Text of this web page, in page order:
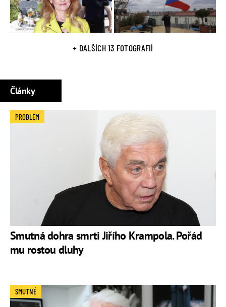
+ DALŠÍCH 13 FOTOGRAFIÍ
Články
Smutná dohra smrti Jiřího Krampola. Pořád
mu rostou dluhy
PROBLÉM
SMUTNÉ